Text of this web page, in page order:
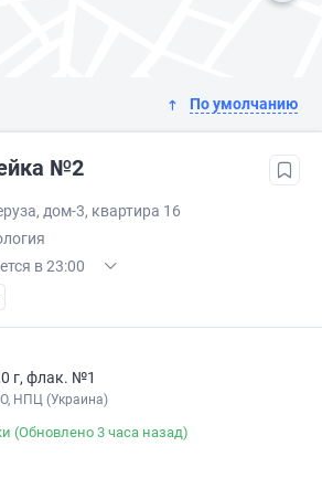
По умолчанию
№2
дом-3, квартира 16
в 23:00
XX
г, флак. №1
НПЦ (Украина)
(Обновлено 3 часа назад)